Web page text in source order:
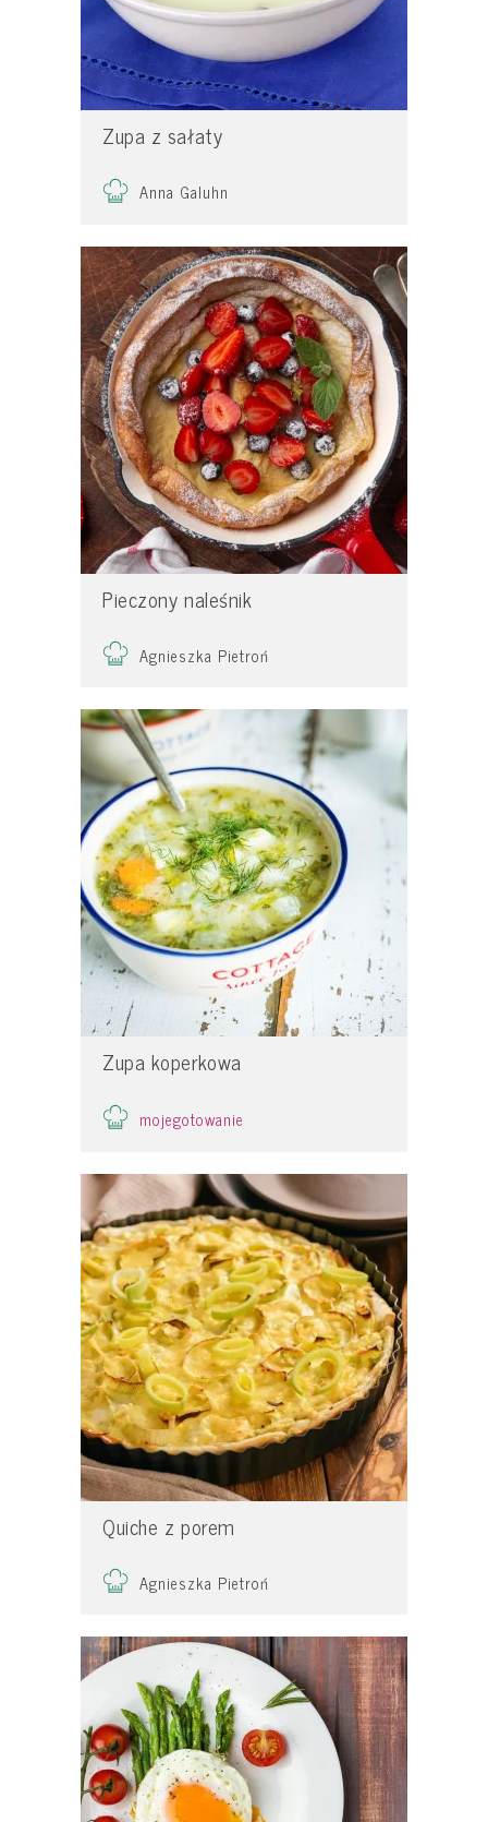
Zupa z sałaty
Anna Galuhn
Pieczony naleśnik
Agnieszka Pietroń
Zupa koperkowa
mojegotowanie
Quiche z porem
Agnieszka Pietroń